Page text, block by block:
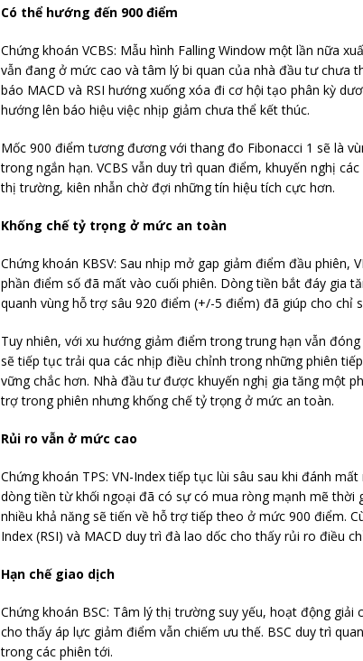
Có thể hướng đến 900 điểm
Chứng khoán VCBS: Mẫu hình Falling Window một lần nữa
vẫn đang ở mức cao và tâm lý bi quan của nhà đầu tư chưa
báo MACD và RSI hướng xuống xóa đi cơ hội tạo phân kỳ
hướng lên báo hiệu việc nhịp giảm chưa thể kết thúc.
Mốc 900 điểm tương đương với thang đo Fibonacci 1 sẽ là
trong ngắn hạn. VCBS vẫn duy trì quan điểm, khuyến nghị
thị trường, kiên nhẫn chờ đợi những tín hiệu tích cực hơn.
Khống chế tỷ trọng ở mức an toàn
Chứng khoán KBSV: Sau nhịp mở gap giảm điểm đầu phiên,
phần điểm số đã mất vào cuối phiên. Dòng tiền bắt đáy gia
quanh vùng hỗ trợ sâu 920 điểm (+/-5 điểm) đã giúp cho chỉ
Tuy nhiên, với xu hướng giảm điểm trong trung hạn vẫn
sẽ tiếp tục trải qua các nhịp điều chỉnh trong những phiên
vững chắc hơn. Nhà đầu tư được khuyến nghị gia tăng một
trợ trong phiên nhưng khống chế tỷ trọng ở mức an toàn.
Rủi ro vẫn ở mức cao
Chứng khoán TPS: VN-Index tiếp tục lùi sâu sau khi đánh
dòng tiền từ khối ngoại đã có sự có mua ròng mạnh mẽ thời
nhiều khả năng sẽ tiến về hỗ trợ tiếp theo ở mức 900 điểm.
Index (RSI) và MACD duy trì đà lao dốc cho thấy rủi ro điều
Hạn chế giao dịch
Chứng khoán BSC: Tâm lý thị trường suy yếu, hoạt động giải
cho thấy áp lực giảm điểm vẫn chiếm ưu thế. BSC duy trì
trong các phiên tới.